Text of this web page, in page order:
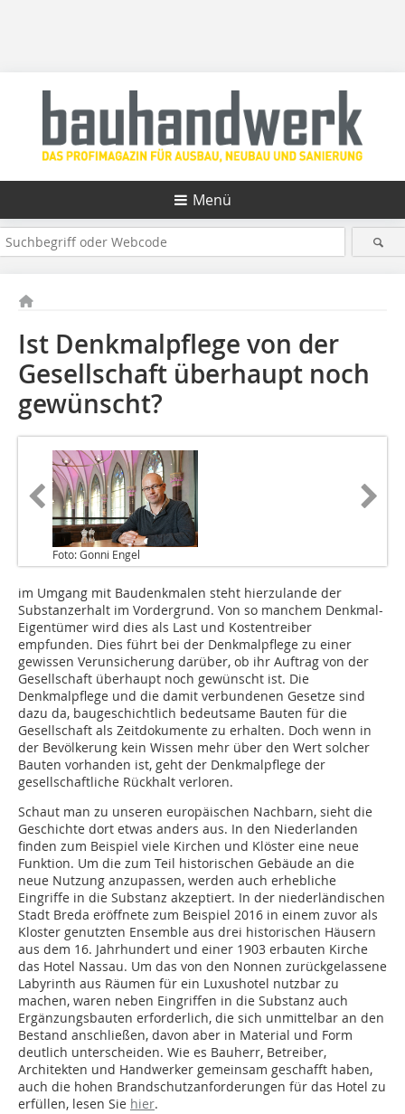
Menü
Ist Denkmalpflege von der
Gesellschaft überhaupt noch
gewünscht?
Foto: Gonni Engel
im Umgang mit Baudenkmalen steht hierzulande der
Substanzerhalt im Vordergrund. Von so manchem Denkmal-
Eigentümer wird dies als Last und Kostentreiber
empfunden. Dies führt bei der Denkmalpflege zu einer
gewissen Verunsicherung darüber, ob ihr Auftrag von der
Gesellschaft überhaupt noch gewünscht ist. Die
Denkmalpflege und die damit verbundenen Gesetze sind
dazu da, baugeschichtlich bedeutsame Bauten für die
Gesellschaft als Zeitdokumente zu erhalten. Doch wenn in
der Bevölkerung kein Wissen mehr über den Wert solcher
Bauten vorhanden ist, geht der Denkmalpflege der
gesellschaftliche Rückhalt verloren.
Schaut man zu unseren europäischen Nachbarn, sieht die
Geschichte dort etwas anders aus. In den Niederlanden
finden zum Beispiel viele Kirchen und Klöster eine neue
Funktion. Um die zum Teil historischen Gebäude an die
neue Nutzung anzupassen, werden auch erhebliche
Eingriffe in die Substanz akzeptiert. In der niederländischen
Stadt Breda eröffnete zum Beispiel 2016 in einem zuvor als
Kloster genutzten Ensemble aus drei historischen Häusern
aus dem 16. Jahrhundert und einer 1903 erbauten Kirche
das Hotel Nassau. Um das von den Nonnen zurückgelassene
Labyrinth aus Räumen für ein Luxushotel nutzbar zu
machen, waren neben Eingriffen in die Substanz auch
Ergänzungsbauten erforderlich, die sich unmittelbar an den
Bestand anschließen, davon aber in Material und Form
deutlich unterscheiden. Wie es Bauherr, Betreiber,
Architekten und Handwerker gemeinsam geschafft haben,
auch die hohen Brandschutzanforderungen für das Hotel zu
erfüllen, lesen Sie hier.